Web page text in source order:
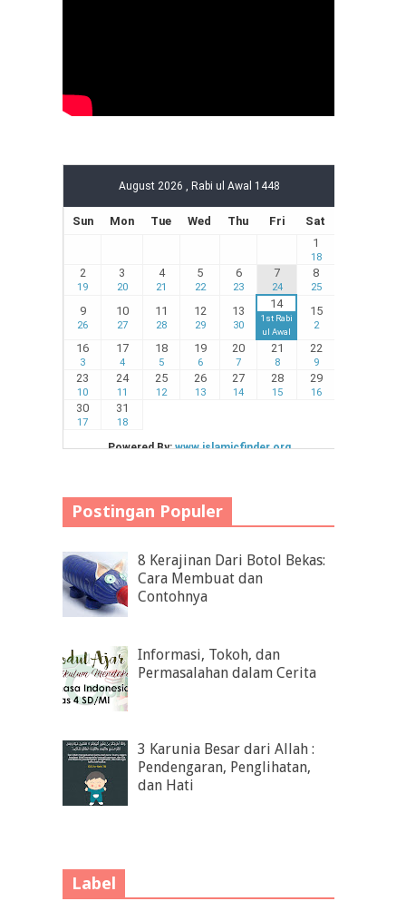
Postingan Populer
8 Kerajinan Dari Botol Bekas:
Cara Membuat dan
Contohnya
Informasi, Tokoh, dan
Permasalahan dalam Cerita
3 Karunia Besar dari Allah :
Pendengaran, Penglihatan,
dan Hati
Label